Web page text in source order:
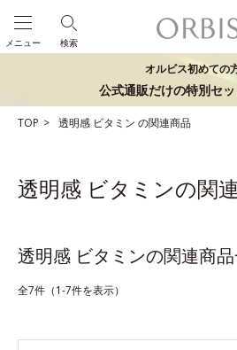
検索
メニュー
オルビス初めての
公式通販だけの特別セッ
TOP 透明感 ビタミン の関連商品
透明感 ビタミンの関
透明感 ビタミンの関連商
全7件（1-7件を表示）